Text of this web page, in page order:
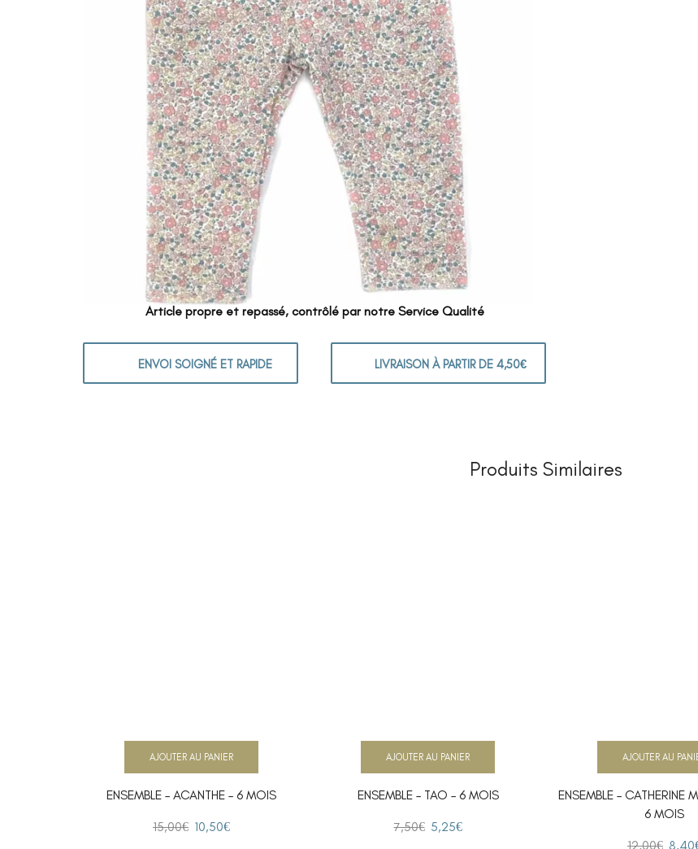
Article propre et repassé, contrôlé par notre Service Qualité
ENVOI SOIGNÉ ET RAPIDE LIVRAISON À PARTIR DE 4,50€
Produits Similaires
ENSEMBLE – ACANTHE – 6 MOIS
15,00€ 10,50€
AJOUTER AU PANIER
ENSEMBLE – TAO – 6 MOIS
7,50€ 5,25€
AJOUTER AU PANIER
ENSEMBLE – CATHERINE
6 MOIS
12,00€ 8,40
AJOUTER AU